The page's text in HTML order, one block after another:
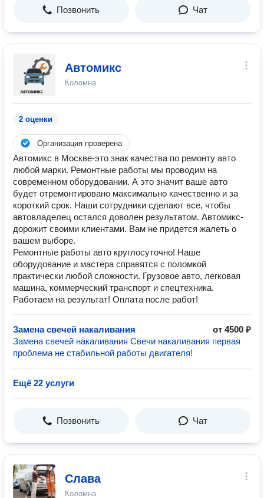
Позвонить Чат
Автомикс
Коломна
2 оценки
Организация проверена
Автомикс в Москве-это знак качества по ремонту авто
любой марки. Ремонтные работы мы проводим на
современном оборудовании. А это значит ваше авто
будет отремонтировано максимально качественно и за
короткий срок. Наши сотрудники сделают все, чтобы
автовладелец остался доволен результатом. Автомикс-
дорожит своими клиентами. Вам не придется жалеть о
вашем выборе.
Ремонтные работы авто круглосуточно! Наше
оборудование и мастера справятся с поломкой
практически любой сложности. Грузовое авто, легковая
машина, коммерческий транспорт и спецтехника.
Работаем на результат! Оплата после работ!
Замена свечей накаливания
от 4500 ₽
Замена свечей накаливания Свечи накаливания первая
проблема не стабильной работы двигателя!
Ещё 22 услуги
Позвонить Чат
Слава
Коломна